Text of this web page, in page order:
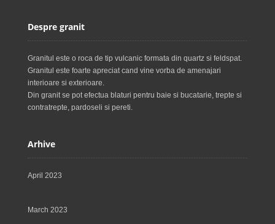
Despre granit
Granitul este o roca de tip vulcanic formata din quartz si feldspat.
Granitul este foarte apreciat cand vine vorba de amenajari
interioare si exterioare.
Din granit se pot efectua blaturi pentru baie si bucatarie, trepte si
contratrepte, pardoseli si pereti.
Arhive
April 2023
March 2023